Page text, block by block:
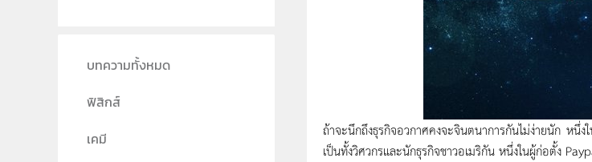
ถ้าจะนึกถึงธุรกิจอวกาศคงจะจินตนาการกันไม่ง่ายนัก ห
เป็นทั้งวิศวกรและนักธุรกิจชาวอเมริกัน หนึ่งในผู้ก่อตั้ง
บทความทั้งหมด
ฟิสิกส์
เคมี